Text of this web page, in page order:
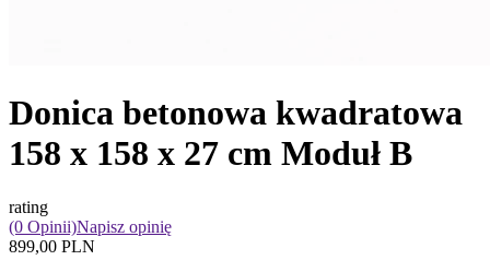
Donica betonowa kwadratowa
158 x 158 x 27 cm Moduł B
rating
(0 Opinii)Napisz opinię
899,00 PLN